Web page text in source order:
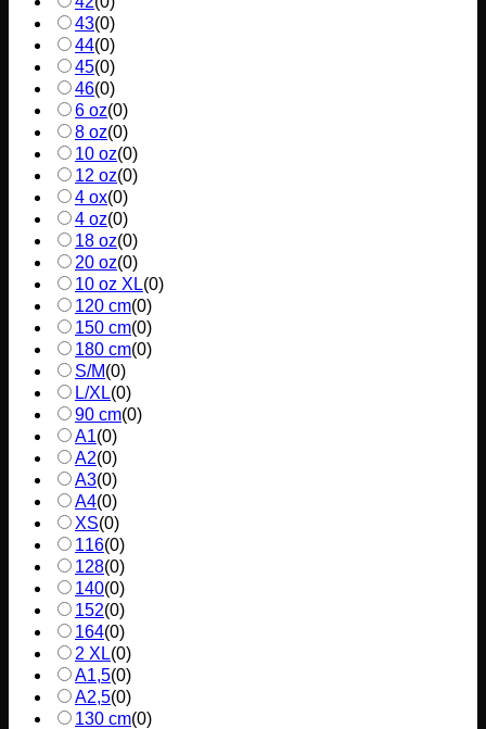
43(0)
44(0)
45(0)
46(0)
6 oz(0)
8 oz(0)
10 oz(0)
12 oz(0)
4 ox(0)
4 oz(0)
18 oz(0)
20 oz(0)
10 oz XL(0)
120 cm(0)
150 cm(0)
180 cm(0)
S/M(0)
L/XL(0)
90 cm(0)
A1(0)
A2(0)
A3(0)
A4(0)
XS(0)
116(0)
128(0)
140(0)
152(0)
164(0)
2 XL(0)
A1,5(0)
A2,5(0)
130 cm(0)